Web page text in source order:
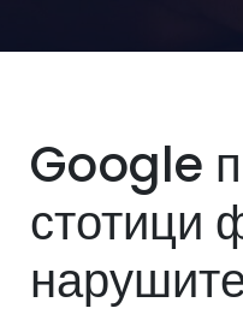
Google
стотици